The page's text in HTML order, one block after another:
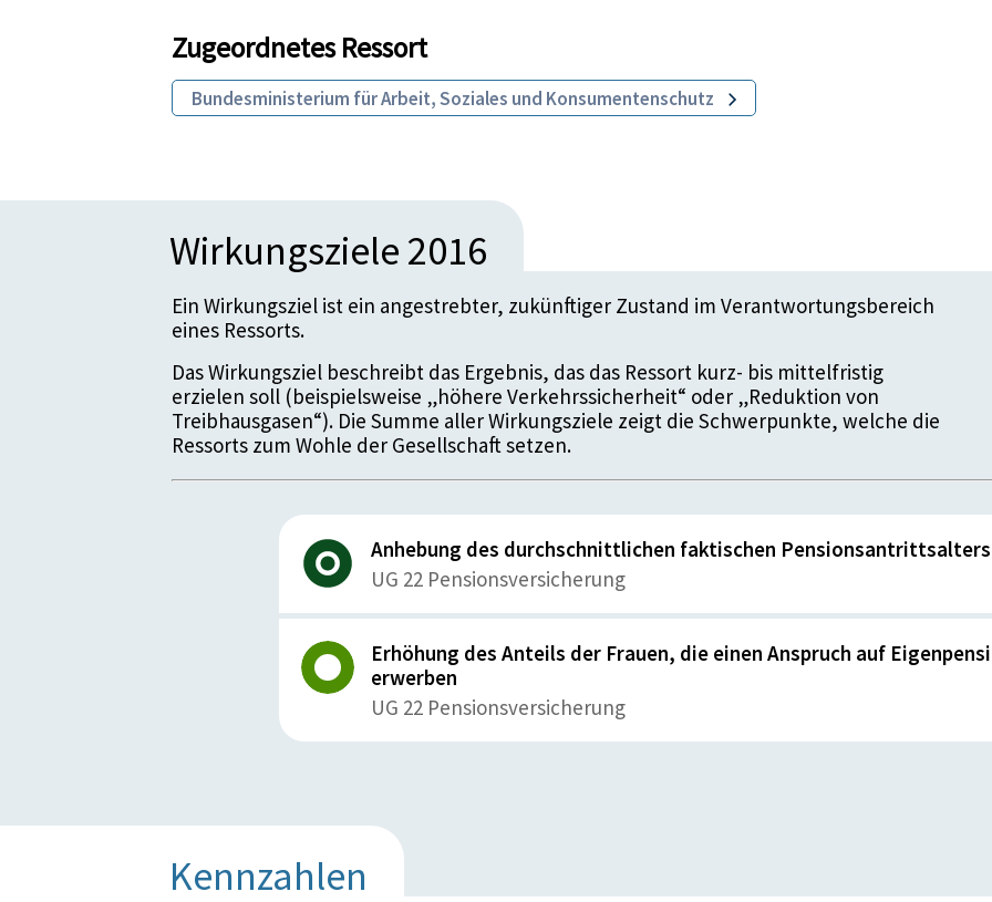
Zugeordnetes Ressort
Bundesministerium für Arbeit, Soziales und Konsumentenschutz
Wirkungsziele 2016
Ein Wirkungsziel ist ein angestrebter, zukünftiger Zustand im Verantwortungsbereich
eines Ressorts.
Das Wirkungsziel beschreibt das Ergebnis, das das Ressort kurz- bis mittelfristig
erzielen soll (beispielsweise „höhere Verkehrssicherheit“ oder „Reduktion von
Treibhausgasen“). Die Summe aller Wirkungsziele zeigt die Schwerpunkte, welche die
Ressorts zum Wohle der Gesellschaft setzen.
Anhebung des durchschnittlichen faktischen Pensionsantrittsalters
UG 22 Pensionsversicherung
Erhöhung des Anteils der Frauen, die einen Anspruch auf
erwerben
UG 22 Pensionsversicherung
Kennzahlen